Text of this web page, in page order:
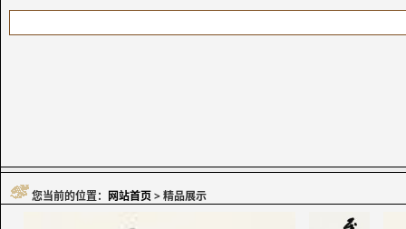
您当前的位置： 网站首页> 精品展示